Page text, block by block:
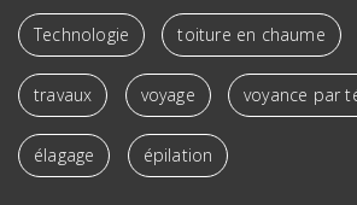
Technologie toiture en chaume
travaux voyage voyance par
élagage épilation